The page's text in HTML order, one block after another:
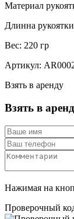
Материал
Длинна
Вес: 220 гр
Артикул:
Взять в аренду
Взять в
Нажимая на
Проверочный